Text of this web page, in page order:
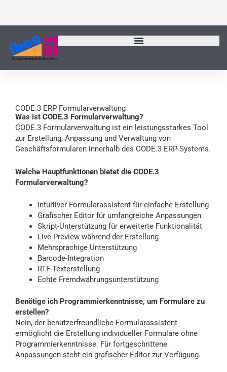
springen
CODE.3 ERP Formularverwaltung
Was ist CODE.3 Formularverwaltung?
CODE.3 Formularverwaltung ist ein leistungsstarkes Tool
zur Erstellung, Anpassung und Verwaltung von
Geschäftsformularen innerhalb des CODE.3 ERP-Systems.
Welche Hauptfunktionen bietet die CODE.3
Formularverwaltung?
Intuitiver Formularassistent für einfache Erstellung
Grafischer Editor für umfangreiche Anpassungen
Skript-Unterstützung für erweiterte Funktionalität
Live-Preview während der Erstellung
Mehrsprachige Unterstützung
Barcode-Integration
RTF-Texterstellung
Echte Fremdwährungsunterstützung
Benötige ich Programmierkenntnisse, um Formulare zu
erstellen?
Nein, der benutzerfreundliche Formularassistent
ermöglicht die Erstellung individueller Formulare ohne
Programmierkenntnisse. Für fortgeschrittene
Anpassungen steht ein grafischer Editor zur Verfügung.